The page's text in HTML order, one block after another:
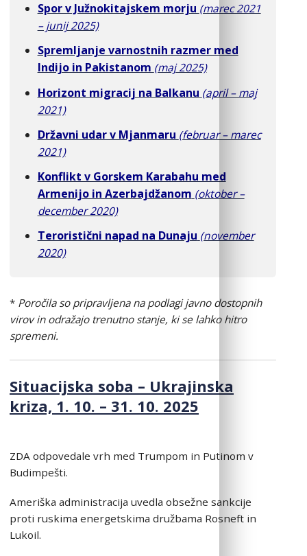
Spor v Južnokitajskem morju (marec 2021
– junij 2025)
Spremljanje varnostnih razmer med
Indijo in Pakistanom (maj 2025)
Horizont migracij na Balkanu (april – maj
2021)
Državni udar v Mjanmaru (februar – marec
2021)
Konflikt v Gorskem Karabahu med
Armenijo in Azerbajdžanom (oktober –
december 2020)
Teroristični napad na Dunaju (november
2020)
* Poročila so pripravljena na podlagi javno dostopnih
virov in odražajo trenutno stanje, ki se lahko hitro
spremeni.
Situacijska soba – Ukrajinska
kriza, 1. 10. – 31. 10. 2025
ZDA odpovedale vrh med Trumpom in Putinom v
Budimpešti.
Ameriška administracija uvedla obsežne sankcije
proti ruskima energetskima družbama Rosneft in
Lukoil.